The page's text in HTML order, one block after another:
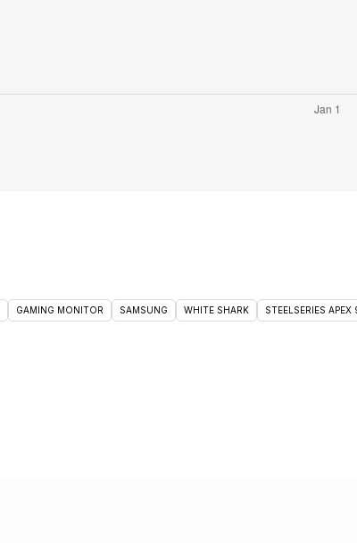
GAMING MONITOR SAMSUNG WHITE SHARK STEELSERIES